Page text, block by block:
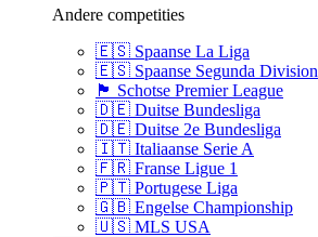
Andere competities
🇪🇸 Spaanse La Liga
🇪🇸 Spaanse Segunda Division
🏴󠁧󠁢󠁳󠁣󠁴󠁿 Schotse Premier League
🇩🇪 Duitse Bundesliga
🇩🇪 Duitse 2e Bundesliga
🇮🇹 Italiaanse Serie A
🇫🇷 Franse Ligue 1
🇵🇹 Portugese Liga
🇬🇧 Engelse Championship
🇺🇸 MLS USA